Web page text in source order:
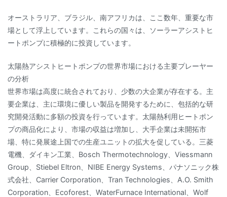
オーストラリア、ブラジル、南アフリカは、ここ数年、重要な市
場として浮上しています。これらの国々は、ソーラーアシストヒ
ートポンプに積極的に投資しています。
太陽熱アシストヒートポンプの世界市場における主要プレーヤー
の分析
世界市場は高度に統合されており、少数の大企業が存在する。主
要企業は、主に環境に優しい製品を開発するために、包括的な研
究開発活動に多額の投資を行っています。太陽熱利用ヒートポン
プの商品化により、市場の収益は増加し、大手企業は未開拓市
場、特に発展途上国での生産ユニットの拡大を促している。三菱
電機、ダイキン工業、Bosch Thermotechnology、Viessmann
Group、Stiebel Eltron、NIBE Energy Systems、パナソニック株
式会社、Carrier Corporation、Tran Technologies、A.O. Smith
Corporation、Ecoforest、WaterFurnace International、Wolf